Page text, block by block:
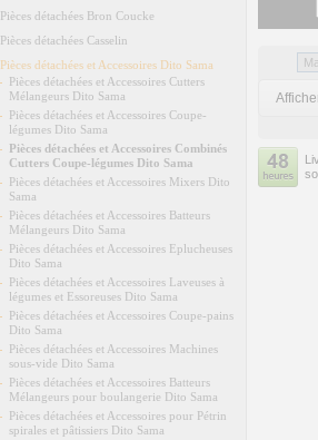
Pièces détachées Bron Coucke
Pièces détachées Casselin
Pièces détachées et Accessoires Dito Sama
Pièces détachées et Accessoires Cutters
Mélangeurs Dito Sama
Pièces détachées et Accessoires Coupe-
légumes Dito Sama
Pièces détachées et Accessoires Combinés
Cutters Coupe-légumes Dito Sama
Pièces détachées et Accessoires Mixers Dito
Sama
Pièces détachées et Accessoires Batteurs
Mélangeurs Dito Sama
Pièces détachées et Accessoires Eplucheuses
Dito Sama
Pièces détachées et Accessoires Laveuses à
légumes et Essoreuses Dito Sama
Pièces détachées et Accessoires Coupe-pains
Dito Sama
Pièces détachées et Accessoires Machines
sous-vide Dito Sama
Pièces détachées et Accessoires Batteurs
Mélangeurs pour boulangerie Dito Sama
Pièces détachées et Accessoires pour Pétrin
spirales et pâtissiers Dito Sama